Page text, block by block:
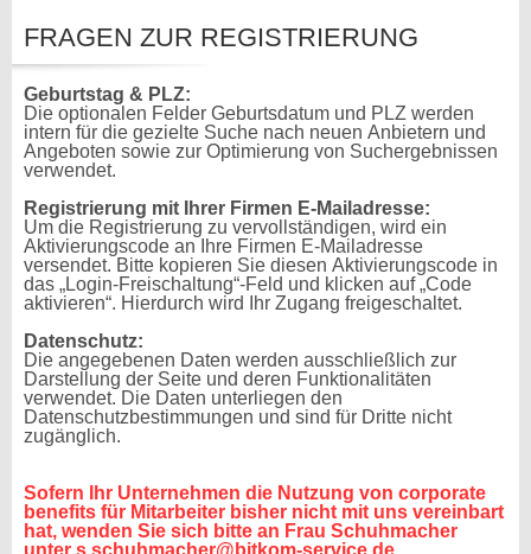
FRAGEN ZUR REGISTRIERUNG
Geburtstag & PLZ:
Die optionalen Felder Geburtsdatum und PLZ werden
intern für die gezielte Suche nach neuen Anbietern und
Angeboten sowie zur Optimierung von Suchergebnissen
verwendet.
Registrierung mit Ihrer Firmen E-Mailadresse:
Um die Registrierung zu vervollständigen, wird ein
Aktivierungscode an Ihre Firmen E-Mailadresse
versendet. Bitte kopieren Sie diesen Aktivierungscode in
das „Login-Freischaltung“-Feld und klicken auf „Code
aktivieren“. Hierdurch wird Ihr Zugang freigeschaltet.
Datenschutz:
Die angegebenen Daten werden ausschließlich zur
Darstellung der Seite und deren Funktionalitäten
verwendet. Die Daten unterliegen den
Datenschutzbestimmungen und sind für Dritte nicht
zugänglich.
Sofern Ihr Unternehmen die Nutzung von corporate
benefits für Mitarbeiter bisher nicht mit uns vereinbart
hat, wenden Sie sich bitte an Frau Schuhmacher
unter s.schuhmacher@bitkom-service.de.